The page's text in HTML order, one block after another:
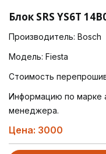
Блок SRS YS6T
Производитель: Bosch
Модель: Fiesta
Стоимость
Информацию по марке
менеджера.
Цена: 3000